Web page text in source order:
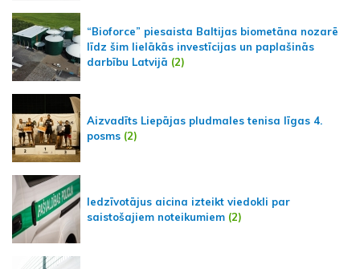
“Bioforce” piesaista Baltijas biometāna nozarē
līdz šim lielākās investīcijas un paplašinās
darbību Latvijā (2)
Aizvadīts Liepājas pludmales tenisa līgas 4.
posms (2)
Iedzīvotājus aicina izteikt viedokli par
saistošajiem noteikumiem (2)